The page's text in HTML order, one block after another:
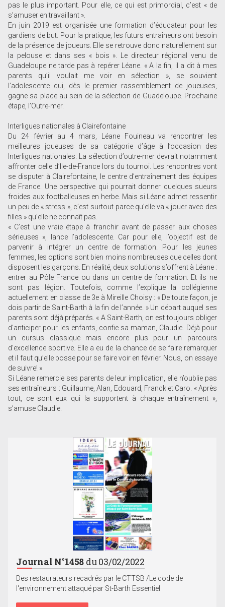
pas le plus important. Pour elle, ce qui est primordial, c’est « de
s’amuser en travaillant ».
En juin 2019 est organisée une formation d’éducateur pour les
gardiens de but. Pour la pratique, les futurs entraîneurs ont besoin
de la présence de joueurs. Elle se retrouve donc naturellement sur
la pelouse et dans ses « bois ». Le directeur régional venu de
Guadeloupe ne tarde pas à repérer Léane. « A la fin, il a dit à mes
parents qu’il voulait me voir en sélection », se souvient
l’adolescente qui, dès le premier rassemblement de joueuses,
gagne sa place au sein de la sélection de Guadeloupe. Prochaine
étape, l’Outre-mer.
Interligues nationales à Clairefontaine
Du 24 février au 4 mars, Léane Fouineau va rencontrer les
meilleures joueuses de sa catégorie d’âge à l’occasion des
Interligues nationales. La sélection d’outre-mer devrait notamment
affronter celle d’Ile-de-France lors du tournoi. Les rencontres vont
se disputer à Clairefontaine, le centre d’entraînement des équipes
de France. Une perspective qui pourrait donner quelques sueurs
froides aux footballeuses en herbe. Mais si Léane admet ressentir
un peu de « stress », c’est surtout parce qu’elle va « jouer avec des
filles » qu’elle ne connaît pas.
« C’est une vraie étape à franchir avant de passer aux choses
sérieuses », lance l’adolescente. Car pour elle, l’objectif est de
parvenir à intégrer un centre de formation. Pour les jeunes
femmes, les options sont bien moins nombreuses que celles dont
disposent les garçons. En réalité, deux solutions s’offrent à Léane :
entrer au Pôle France ou dans un centre de formation. Et ils ne
sont pas légion. Toutefois, comme l’explique la collégienne
actuellement en classe de 3e à Mireille Choisy : « De toute façon, je
dois partir de Saint-Barth à la fin de l’année. » Un départ auquel ses
parents sont déjà préparés. « A Saint-Barth, on est toujours obliger
d’anticiper pour les enfants, confie sa maman, Claudie. Déjà pour
un cursus classique mais encore plus pour un parcours
d’excellence sportive. Elle a eu de la chance de se faire remarquer
et il faut qu’elle bosse pour se faire voir en février. Nous, on essaye
de suivre! »
Si Léane remercie ses parents de leur implication, elle n’oublie pas
ses entraîneurs : Guillaume, Alan, Edouard, Franck et Caro. « Après
tout, ce sont eux qui la supportent à chaque entraînement »,
s’amuse Claudie.
Journal N°1458 du 03/02/2022
Des restaurateurs recadrés par le CTTSB /Le code de
l'environnement attaqué par St-Barth Essentiel